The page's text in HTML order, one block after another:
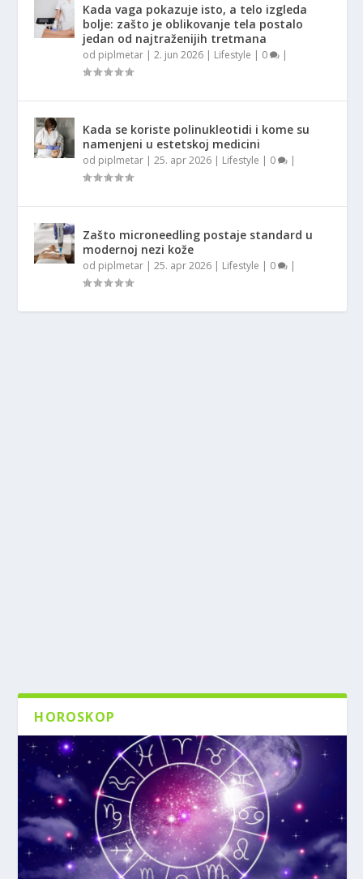
Kada vaga pokazuje isto, a telo izgleda
bolje: zašto je oblikovanje tela postalo
jedan od najtraženijih tretmana
od piplmetar |2. jun 2026 | Lifestyle | 0 |
Kada se koriste polinukleotidi i kome su
namenjeni u estetskoj medicini
od piplmetar |25. apr 2026 | Lifestyle | 0 |
Zašto microneedling postaje standard u
modernoj nezi kože
od piplmetar |25. apr 2026 | Lifestyle | 0 |
HOROSKOP